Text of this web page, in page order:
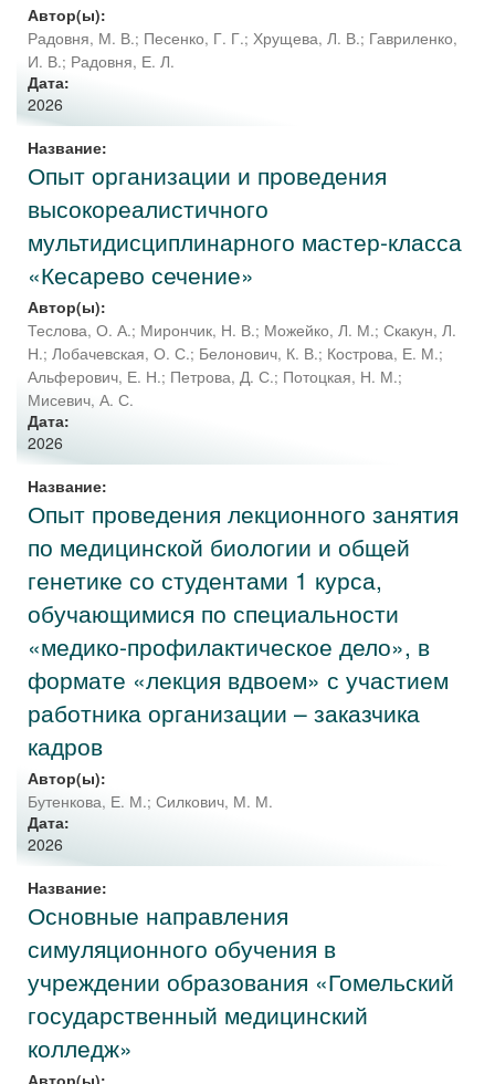
Автор(ы):
Радовня, М. В.; Песенко, Г. Г.; Хрущева, Л. В.; Гавриленко,
И. В.; Радовня, Е. Л.
Дата:
2026
Название:
Опыт организации и проведения
высокореалистичного
мультидисциплинарного мастер-класса
«Кесарево сечение»
Автор(ы):
Теслова, О. А.; Мирончик, Н. В.; Можейко, Л. М.; Скакун, Л.
Н.; Лобачевская, О. С.; Белонович, К. В.; Кострова, Е. М.;
Альферович, Е. Н.; Петрова, Д. С.; Потоцкая, Н. М.;
Мисевич, А. С.
Дата:
2026
Название:
Опыт проведения лекционного занятия
по медицинской биологии и общей
генетике со студентами 1 курса,
обучающимися по специальности
«медико-профилактическое дело», в
формате «лекция вдвоем» с участием
работника организации – заказчика
кадров
Автор(ы):
Бутенкова, Е. М.; Силкович, М. М.
Дата:
2026
Название:
Основные направления
симуляционного обучения в
учреждении образования «Гомельский
государственный медицинский
колледж»